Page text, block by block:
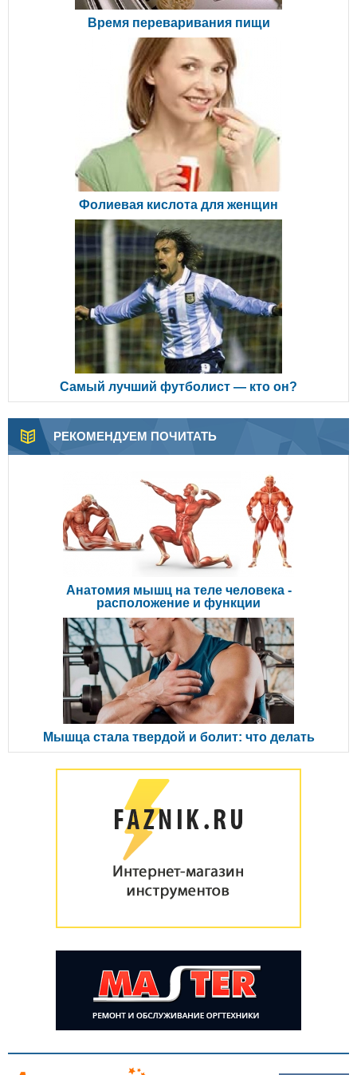
Время переваривания пищи
Фолиевая кислота для женщин
Самый лучший футболист — кто он?
РЕКОМЕНДУЕМ ПОЧИТАТЬ
Анатомия мышц на теле человека -
расположение и функции
Мышца стала твердой и болит: что делать